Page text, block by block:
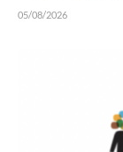
05/08/2026